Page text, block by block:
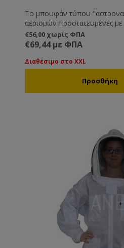
Το μπουφάν τύπου
αερισμών προστατευμένες με
άνετη η εργασία σας του
καλοκαιριού. Συνοδεύεται
το οποίο μπορεί να
€56,00 χωρίς ΦΠΑ
€69,44 με ΦΠΑ
Διαθέσιμο στο XXL